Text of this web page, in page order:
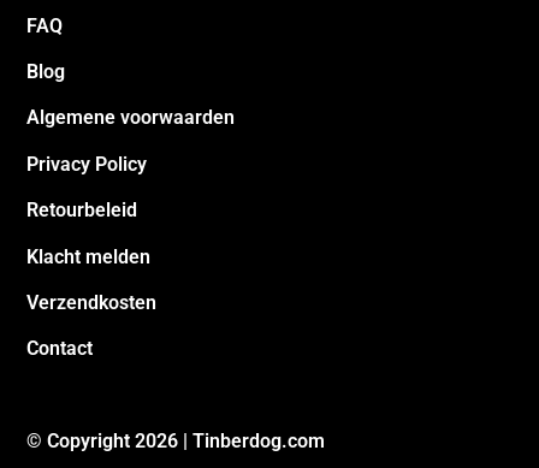
FAQ
Blog
Algemene voorwaarden
Privacy Policy
Retourbeleid
Klacht melden
Verzendkosten
Contact
© Copyright 2026 | Tinberdog.com